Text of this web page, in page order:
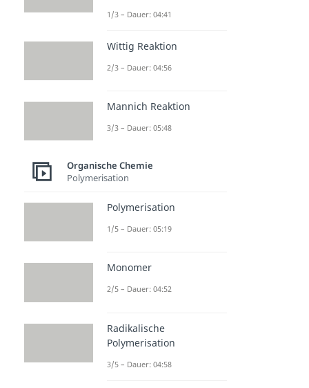
1/3 – Dauer: 04:41
Wittig Reaktion
2/3 – Dauer: 04:56
Mannich Reaktion
3/3 – Dauer: 05:48
Organische Chemie
Polymerisation
Polymerisation
1/5 – Dauer: 05:19
Monomer
2/5 – Dauer: 04:52
Radikalische
Polymerisation
3/5 – Dauer: 04:58